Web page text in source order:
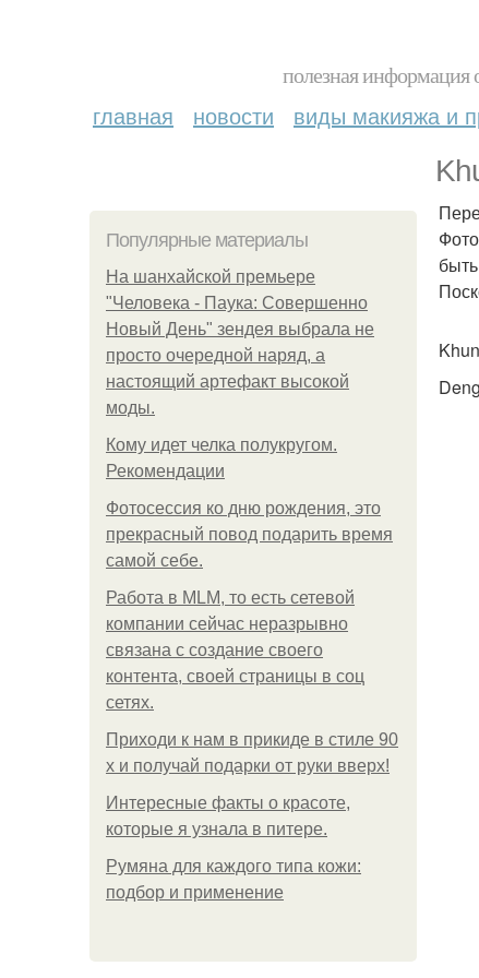
полезная информация
главная новости виды макияжа и
Популярные материалы
На шанхайской премьере
"Человека - Паука: Совершенно
Новый День" зендея выбрала не
просто очередной наряд, а
настоящий артефакт высокой
моды.
Кому идет челка полукругом.
Рекомендации
Фотосессия ко дню рождения, это
прекрасный повод подарить время
самой себе.
Работа в MLM, то есть сетевой
компании сейчас неразрывно
связана с создание своего
контента, своей страницы в соц
сетях.
Приходи к нам в прикиде в стиле 90
х и получай подарки от руки вверх!
Интересные факты о красоте,
которые я узнала в питере.
Румяна для каждого типа кожи:
подбор и применение